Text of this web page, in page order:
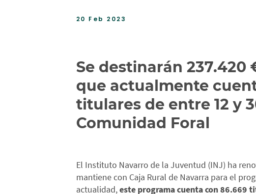
20 Feb 2023
Se destinarán 237.420
que actualmente
titulares de entre 12 y
Comunidad Foral
El Instituto Navarro de la Juventud (INJ) ha
mantiene con Caja Rural de Navarra para el
actualidad,este programa cuenta con 86.669